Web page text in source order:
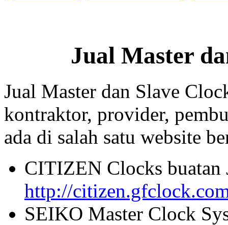
Jual Master
Jual Master dan Slave
kontraktor, provider,
ada di salah satu website
CITIZEN Clocks buatan
http://
SEIKO Master Clock